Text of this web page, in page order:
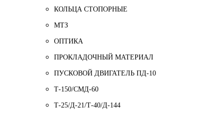
КОЛЬЦА СТОПОРНЫЕ
МТЗ
ОПТИКА
ПРОКЛАДОЧНЫЙ МАТЕРИАЛ
ПУСКОВОЙ ДВИГАТЕЛЬ ПД-10
Т-150/СМД-60
Т-25/Д-21/Т-40/Д-144